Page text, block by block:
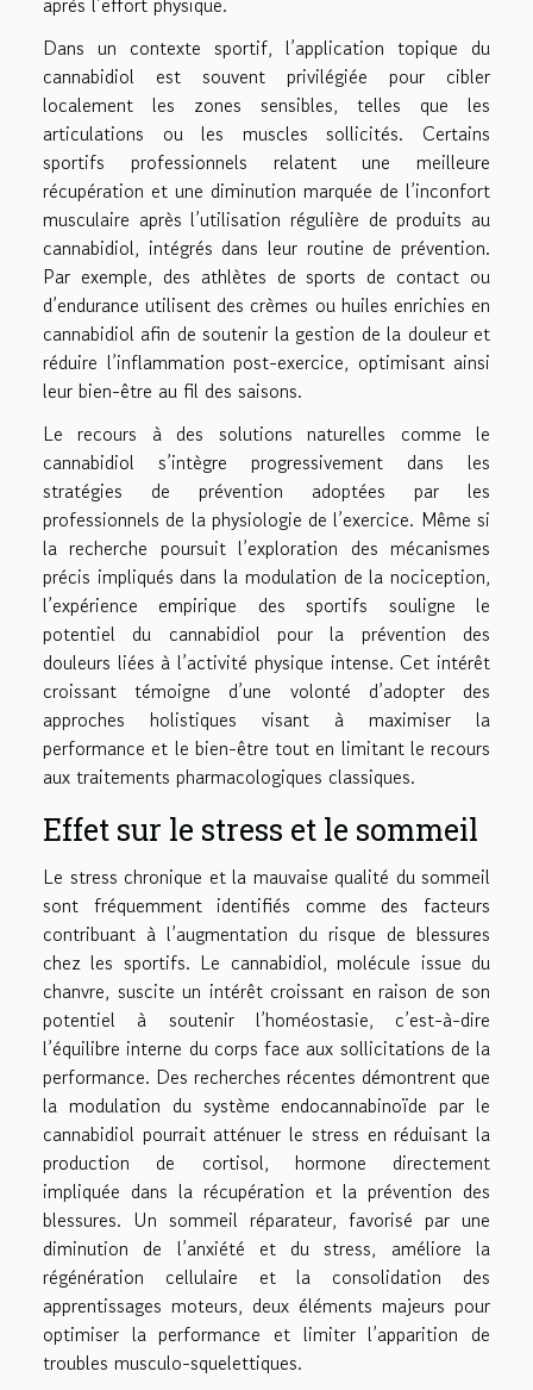
Dans un contexte sportif, l’application topique du
cannabidiol est souvent privilégiée pour cibler
localement les zones sensibles, telles que les
articulations ou les muscles sollicités. Certains
sportifs professionnels relatent une meilleure
récupération et une diminution marquée de l’inconfort
musculaire après l’utilisation régulière de produits au
cannabidiol, intégrés dans leur routine de prévention.
Par exemple, des athlètes de sports de contact ou
d’endurance utilisent des crèmes ou huiles enrichies en
cannabidiol afin de soutenir la gestion de la douleur et
réduire l’inflammation post-exercice, optimisant ainsi
leur bien-être au fil des saisons.
Le recours à des solutions naturelles comme le
cannabidiol s’intègre progressivement dans les
stratégies de prévention adoptées par les
professionnels de la physiologie de l’exercice. Même si
la recherche poursuit l’exploration des mécanismes
précis impliqués dans la modulation de la nociception,
l’expérience empirique des sportifs souligne le
potentiel du cannabidiol pour la prévention des
douleurs liées à l’activité physique intense. Cet intérêt
croissant témoigne d’une volonté d’adopter des
approches holistiques visant à maximiser la
performance et le bien-être tout en limitant le recours
aux traitements pharmacologiques classiques.
Effet sur le stress et le sommeil
Le stress chronique et la mauvaise qualité du sommeil
sont fréquemment identifiés comme des facteurs
contribuant à l’augmentation du risque de blessures
chez les sportifs. Le cannabidiol, molécule issue du
chanvre, suscite un intérêt croissant en raison de son
potentiel à soutenir l’homéostasie, c’est-à-dire
l’équilibre interne du corps face aux sollicitations de la
performance. Des recherches récentes démontrent que
la modulation du système endocannabinoïde par le
cannabidiol pourrait atténuer le stress en réduisant la
production de cortisol, hormone directement
impliquée dans la récupération et la prévention des
blessures. Un sommeil réparateur, favorisé par une
diminution de l’anxiété et du stress, améliore la
régénération cellulaire et la consolidation des
apprentissages moteurs, deux éléments majeurs pour
optimiser la performance et limiter l’apparition de
troubles musculo-squelettiques.